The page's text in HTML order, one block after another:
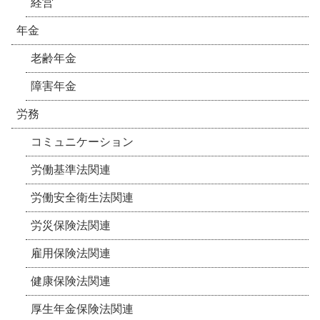
経営
年金
老齢年金
障害年金
労務
コミュニケーション
労働基準法関連
労働安全衛生法関連
労災保険法関連
雇用保険法関連
健康保険法関連
厚生年金保険法関連